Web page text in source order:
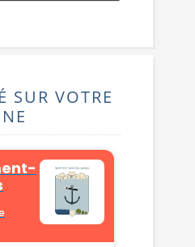
SUR VOTRE